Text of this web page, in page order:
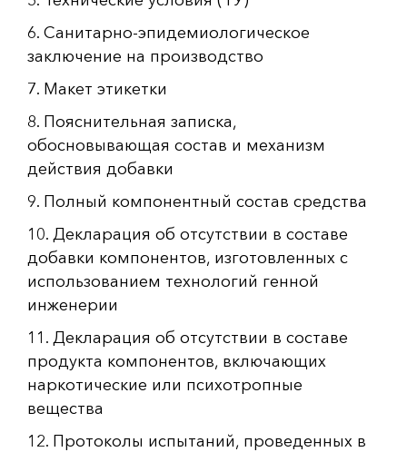
6. Санитарно-эпидемиологическое
заключение на производство
7. Макет этикетки
8. Пояснительная записка,
обосновывающая состав и механизм
действия добавки
9. Полный компонентный состав средства
10. Декларация об отсутствии в составе
добавки компонентов, изготовленных с
использованием технологий генной
инженерии
11. Декларация об отсутствии в составе
продукта компонентов, включающих
наркотические или психотропные
вещества
12. Протоколы испытаний, проведенных в